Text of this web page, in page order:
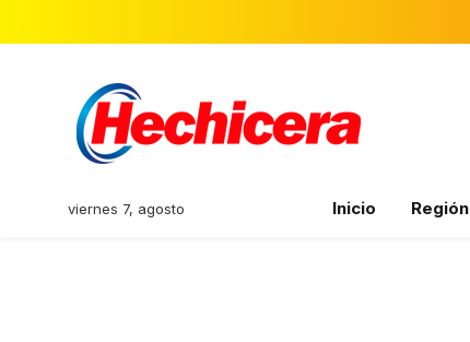
viernes 7, agosto Inicio Región